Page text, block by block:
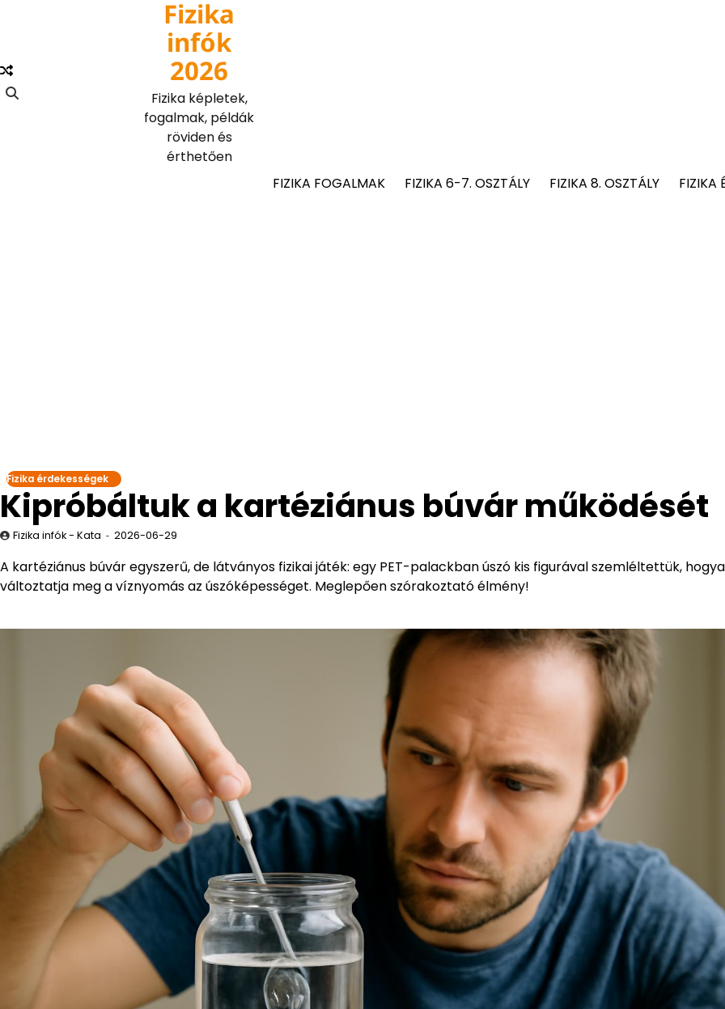
Fizika
infók
2026
Fizika képletek,
fogalmak, példák
röviden és
érthetően
FIZIKA FOGALMAK
FIZIKA 6-7. OSZTÁLY FIZIKA 8. OSZTÁLY FIZIKA
Fizika érdekességek
Kipróbáltuk a kartéziánus búvár működését
Fizika infók - Kata 2026-06-29
A kartéziánus búvár egyszerű, de látványos fizikai játék: egy PET-palackban úszó kis figurával szemléltettük,
változtatja meg a víznyomás az úszóképességet. Meglepően szórakoztató élmény!